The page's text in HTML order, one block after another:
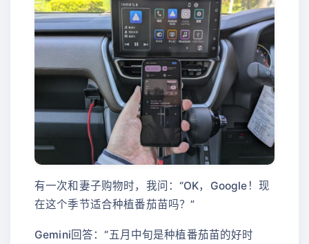
有一次和妻子购物时，我问：“OK，Google！现
在这个季节适合种植番茄苗吗？”
Gemini回答：“五月中旬是种植番茄苗的好时